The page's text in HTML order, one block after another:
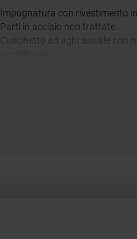
Impugnatura con rivestimento
Parti in acciaio non trattate.